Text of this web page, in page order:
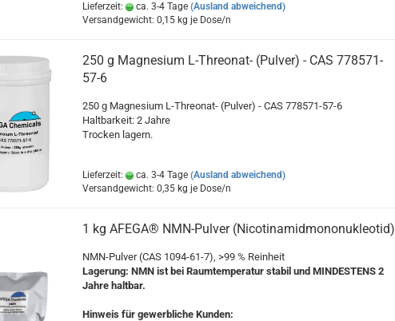
Lieferzeit: ca. 3-4 Tage (Ausland abweichend)
Versandgewicht: 0,15kg je Dose/n
250 g Magnesium L-Threonat- (Pulver) - CAS 778571-
57-6
250 g Magnesium L-Threonat- (Pulver) - CAS 778571-57-6
Haltbarkeit: 2 Jahre
Trocken lagern.
Lieferzeit: ca. 3-4 Tage (Ausland abweichend)
Versandgewicht: 0,35kg je Dose/n
1 kg AFEGA® NMN-Pulver (Nicotinamidmononukleotid)
NMN-Pulver (CAS 1094-61-7), >99 % Reinheit
Lagerung: NMN ist bei Raumtemperatur stabil und MINDESTENS 2
Jahre haltbar.
Hinweis für gewerbliche Kunden: